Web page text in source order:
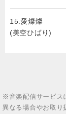
15.愛燦燦
(美空ひばり)
※音楽配信サービス
異なる場合やお取り